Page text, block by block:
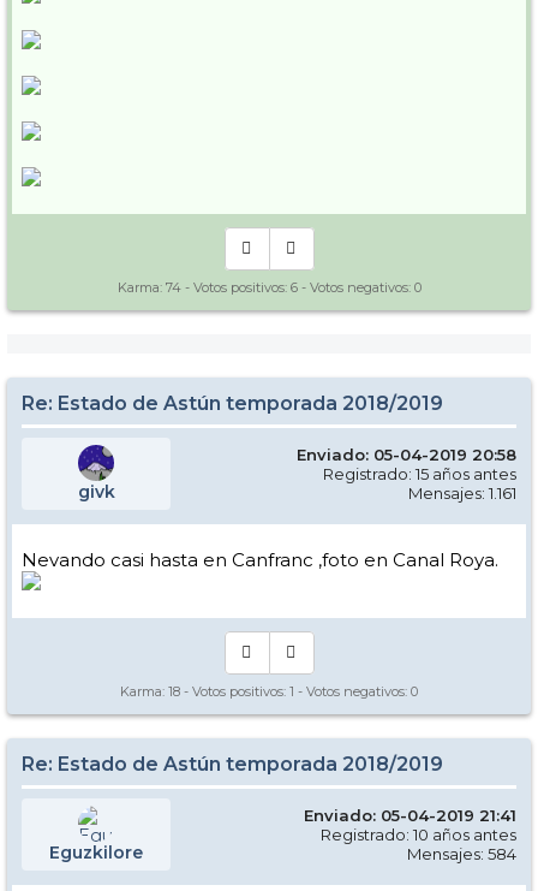
Karma: 74- Votos positivos: 6- Votos negativos: 0
Re: Estado de Astún temporada 2018/2019
givk
Enviado: 05-04-2019 20:58
Registrado: 15 años antes
Mensajes: 1.161
Nevando casi hasta en Canfranc ,foto en Canal Roya.
Karma: 18 - Votos positivos: 1 - Votos negativos: 0
Re: Estado de Astún temporada 2018/2019
Eguzkilore
Enviado: 05-04-2019 21:41
Registrado: 10 años antes
Mensajes: 584